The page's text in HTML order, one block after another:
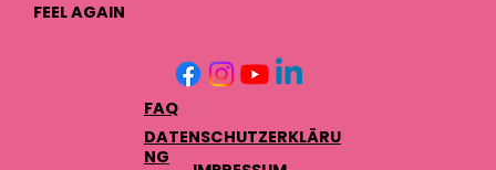
FEEL AGAIN
FAQ
DATENSCHUTZERKLÄRU
NG